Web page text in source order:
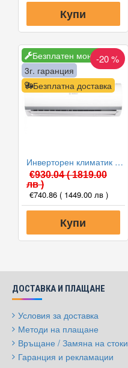
Купи
Безплатен монтаж
Безплатна доставка
3г. гаранция
-20 %
Инверторен климатик Bosch CL2000U W 35 E/CL2000 35 E Climate 2000, 12000 BTU, Клас A++
€930.04( 1819.00
лв )
€740.86 ( 1449.00 лв )
Купи
ДОСТАВКА И ПЛАЩАНЕ
Условия за доставка
Методи на плащане
Връщане / Замяна на стоки
Гаранция и рекламации